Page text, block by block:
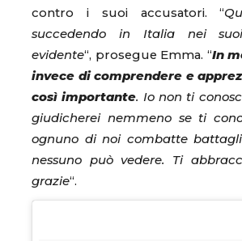
contro i suoi accusatori. “
succedendo in Italia nei
evidente“, prosegue Emma. “In
invece di comprendere e
così importante. Io non ti
giudicherei nemmeno se ti
ognuno di noi combatte
nessuno può vedere. Ti
grazie“.